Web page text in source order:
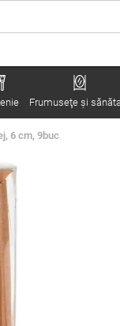
Frumuseţe şi
6 cm, 9buc